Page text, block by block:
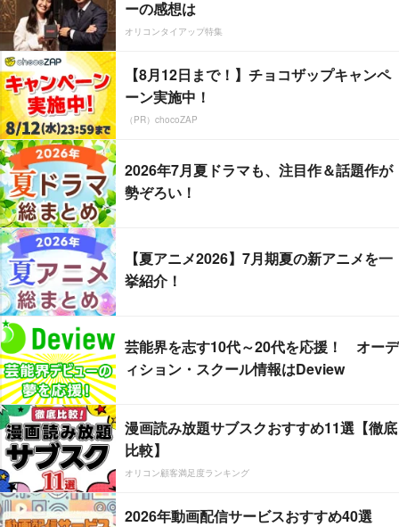
ーの感想は
オリコンタイアップ特集
【8月12日まで！】チョコザップキャンペ
ーン実施中！
（PR）chocoZAP
2026年7月夏ドラマも、注目作＆話題作が
勢ぞろい！
【夏アニメ2026】7月期夏の新アニメを一
挙紹介！
芸能界を志す10代～20代を応援！ オーデ
ィション・スクール情報はDeview
漫画読み放題サブスクおすすめ11選【徹底
比較】
オリコン顧客満足度ランキング
2026年動画配信サービスおすすめ40選